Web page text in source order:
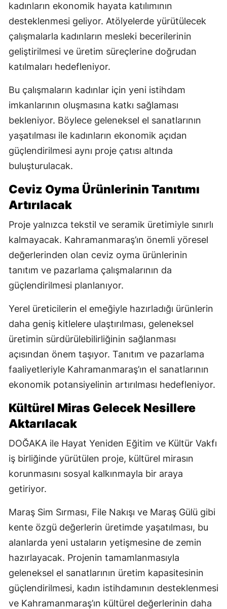
kadınların ekonomik hayata katılımının
desteklenmesi geliyor. Atölyelerde yürütülecek
çalışmalarla kadınların mesleki becerilerinin
geliştirilmesi ve üretim süreçlerine doğrudan
katılmaları hedefleniyor.
Bu çalışmaların kadınlar için yeni istihdam
imkanlarının oluşmasına katkı sağlaması
bekleniyor. Böylece geleneksel el sanatlarının
yaşatılması ile kadınların ekonomik açıdan
güçlendirilmesi aynı proje çatısı altında
buluşturulacak.
Ceviz Oyma Ürünlerinin Tanıtımı
Artırılacak
Proje yalnızca tekstil ve seramik üretimiyle sınırlı
kalmayacak. Kahramanmaraş’ın önemli yöresel
değerlerinden olan ceviz oyma ürünlerinin
tanıtım ve pazarlama çalışmalarının da
güçlendirilmesi planlanıyor.
Yerel üreticilerin el emeğiyle hazırladığı ürünlerin
daha geniş kitlelere ulaştırılması, geleneksel
üretimin sürdürülebilirliğinin sağlanması
açısından önem taşıyor. Tanıtım ve pazarlama
faaliyetleriyle Kahramanmaraş’ın el sanatlarının
ekonomik potansiyelinin artırılması hedefleniyor.
Kültürel Miras Gelecek Nesillere
Aktarılacak
DOĞAKA ile Hayat Yeniden Eğitim ve Kültür Vakfı
iş birliğinde yürütülen proje, kültürel mirasın
korunmasını sosyal kalkınmayla bir araya
getiriyor.
Maraş Sim Sırması, File Nakışı ve Maraş Gülü gibi
kente özgü değerlerin üretimde yaşatılması, bu
alanlarda yeni ustaların yetişmesine de zemin
hazırlayacak. Projenin tamamlanmasıyla
geleneksel el sanatlarının üretim kapasitesinin
güçlendirilmesi, kadın istihdamının desteklenmesi
ve Kahramanmaraş’ın kültürel değerlerinin daha